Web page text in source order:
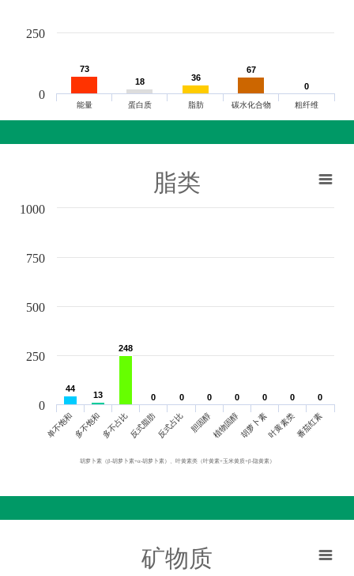
73
73
18
18 36
36
67
67
0
0
能量 蛋白质 脂肪 碳水化合物 粗纤维
0
250
脂类
胡萝卜素（β-胡萝卜素+α-胡萝卜素）、叶黄素类（叶黄素+玉米黄质+β-隐黄素）
44
44
13
13
248
248
0
0 0
0 0
0 0
0 0
0 0
0 0
0
单不饱和多不饱和多不占比反式脂肪反式占比 胆固醇植物固醇胡萝卜素叶黄素类番茄红素
0
250
500
750
1000
矿物质